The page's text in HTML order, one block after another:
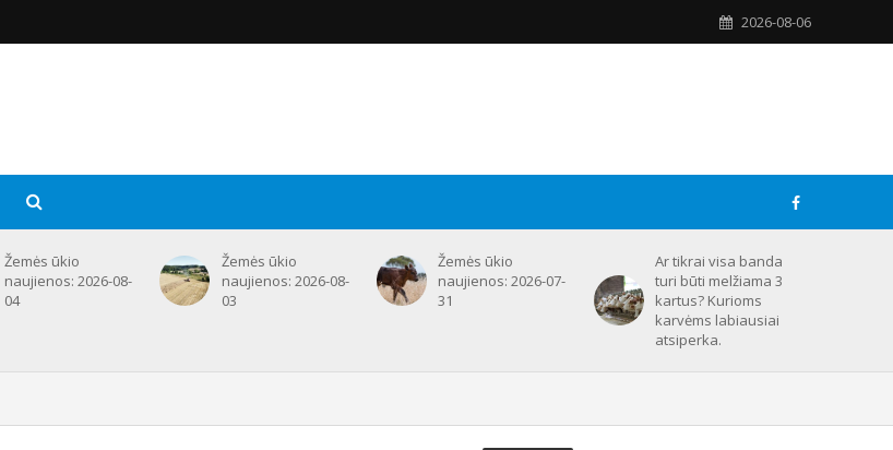
2026-08-06
Žemės ūkio
naujienos: 2026-08-
04
Žemės ūkio
naujienos: 2026-08-
03
Žemės ūkio
naujienos: 2026-07-
31
Ar tikrai visa banda
turi būti melžiama 3
kartus? Kurioms
karvėms labiausiai
atsiperka.